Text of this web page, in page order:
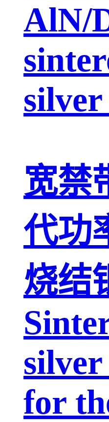
AlN/
silver
宽禁
代功
烧结
silver
for